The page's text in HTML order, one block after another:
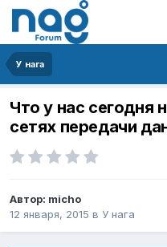
У нага
Что у нас сегодня
сетях передачи
Автор: micho
12 января, 2015 в У нага